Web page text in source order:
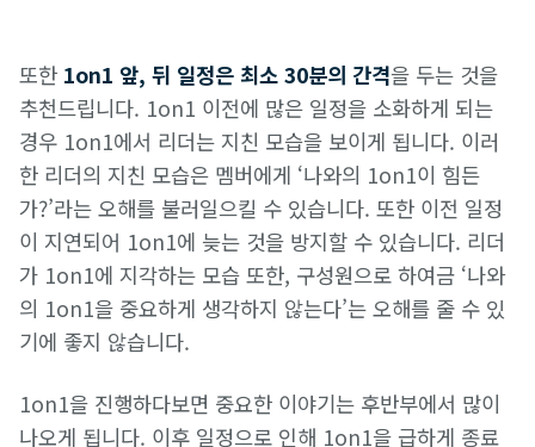
또한 1on1 앞, 뒤 일정은 최소 30분의 간격을 두는 것을
추천드립니다. 1on1 이전에 많은 일정을 소화하게 되는
경우 1on1에서 리더는 지친 모습을 보이게 됩니다. 이러
한 리더의 지친 모습은 멤버에게 ‘나와의 1on1이 힘든
가?’라는 오해를 불러일으킬 수 있습니다. 또한 이전 일정
이 지연되어 1on1에 늦는 것을 방지할 수 있습니다. 리더
가 1on1에 지각하는 모습 또한, 구성원으로 하여금 ‘나와
의 1on1을 중요하게 생각하지 않는다’는 오해를 줄 수 있
기에 좋지 않습니다.
1on1을 진행하다보면 중요한 이야기는 후반부에서 많이
나오게 됩니다. 이후 일정으로 인해 1on1을 급하게 종료